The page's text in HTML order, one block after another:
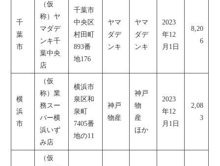
千
葉
市
（仮
称）ヤ
マダデ
ンキ千
葉中央
店
千葉市
中央区
村田町
893番
地176
ヤマ
ダデ
ンキ
ヤマ
ダデ
ンキ
2023
年12
月1日
8,20
6
横
浜
市
（仮
称）業
務スー
パー横
浜いず
み店
横浜市
泉区和
泉町
7405番
地の11
神戸
物産
神戸
物
産
ほか
2023
年12
月1日
2,08
3
（仮